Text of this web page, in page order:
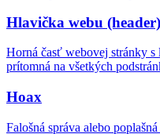
Hlavička webu (header)
Horná časť webovej stránky
prítomná na všetkých
Hoax
Falošná správa alebo